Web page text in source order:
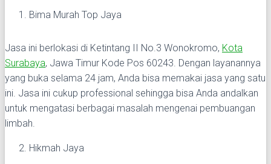
Bima Murah Top Jaya
Jasa ini berlokasi di Ketintang II No.3 Wonokromo, Kota
Surabaya, Jawa Timur Kode Pos 60243. Dengan layanannya
yang buka selama 24 jam, Anda bisa memakai jasa yang satu
ini. Jasa ini cukup professional sehingga bisa Anda andalkan
untuk mengatasi berbagai masalah mengenai pembuangan
limbah.
Hikmah Jaya